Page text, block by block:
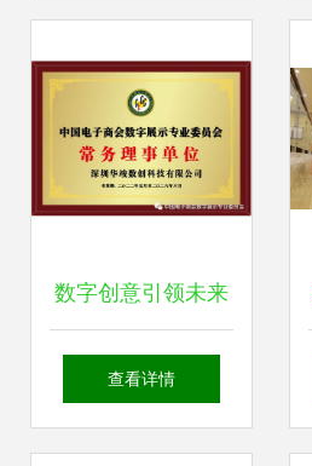
验新潮流
数字创意引领未来
深圳华竣数创在数
查看详情